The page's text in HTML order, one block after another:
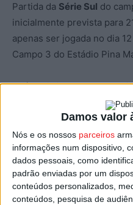
Damos valor
Nós e os nossos parceiros
informações num dispositivo,
dados pessoais, como
padrão enviadas por um
conteúdos personalizados,
conteúdos, pesquisa de
Partida da Série Sul do
inicialmente prevista para
apenas ser jogada no dia
Campo 3 do Estádio Pina
Após seis jornadas no
ocupa o 6.º lugar com sete
atraso, frente aoLusitânia
no dia 26 de outubro,
lugar, com oito pontos em
Esta e outras notícias para
FM ou em www.968.fm.